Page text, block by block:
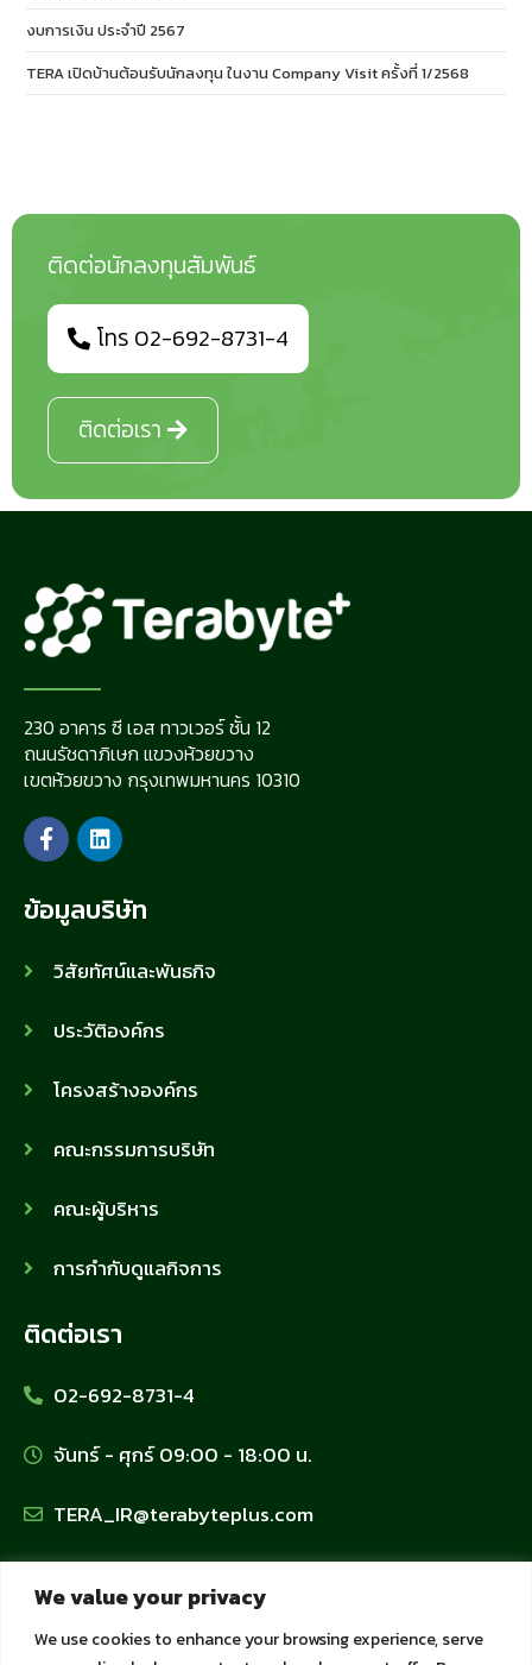
We value your privacy
We use cookies to enhance your browsing experience, serve
งบการเงิน ประจำปี 2567
TERA เปิดบ้านต้อนรับนักลงทุน ในงาน Company Visit ครั้งที่ 1/2568
ติดต่อนักลงทุนสัมพันธ์
โทร 02-692-8731-4
ติดต่อเรา
230 อาคาร ซี เอส ทาวเวอร์ ชั้น 12
ถนนรัชดาภิเษก แขวงห้วยขวาง
เขตห้วยขวาง กรุงเทพมหานคร 10310
ข้อมูลบริษัท
วิสัยทัศน์และพันธกิจ
ประวัติองค์กร
โครงสร้างองค์กร
คณะกรรมการบริษัท
คณะผู้บริหาร
การกำกับดูแลกิจการ
ติดต่อเรา
02-692-8731-4
จันทร์ - ศุกร์ 09:00 - 18:00 น.
TERA_IR@terabyteplus.com
นโยบายข้อมูลส่วนบุคคล
นโยบายคุ้มครองข้อมูลส่วนบุคคล